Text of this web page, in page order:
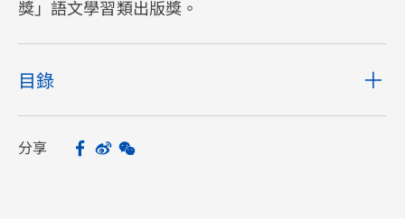
獎」語文學習類出版獎。
目錄
分享 Facebook
Sina Weibo
WeChat